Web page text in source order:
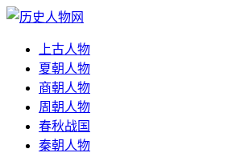
上古人物
夏朝人物
商朝人物
周朝人物
春秋战国
秦朝人物